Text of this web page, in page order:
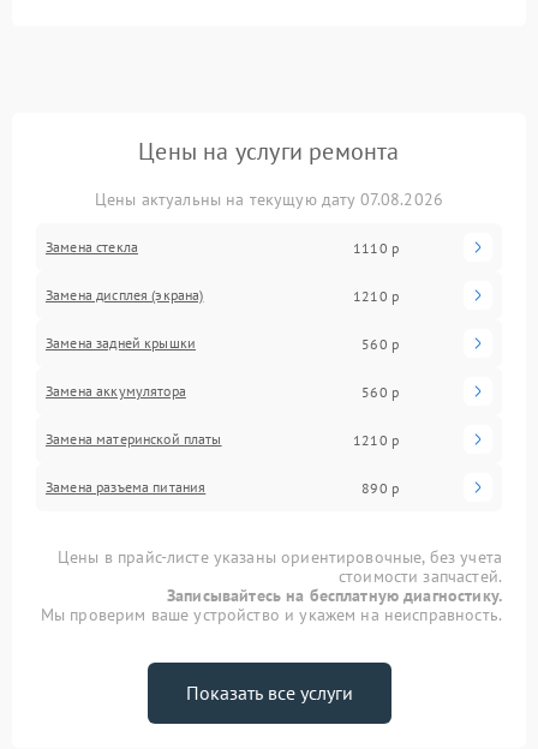
Цены на услуги ремонта
Цены актуальны на текущую дату 07.08.2026
Замена стекла 1110 р
Замена дисплея (экрана) 1210 р
Замена задней крышки 560 р
Замена аккумулятора 560 р
Замена материнской платы 1210 р
Замена разъема питания 890 р
Цены в прайс-листе указаны ориентировочные, без учета
стоимости запчастей.
Записывайтесь на бесплатную диагностику.
Мы проверим ваше устройство и укажем на неисправность.
Показать все услуги